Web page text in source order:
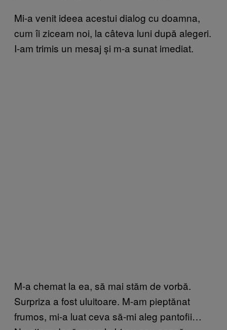
Mi-a venit ideea acestui dialog cu doamna,
cum îi ziceam noi, la câteva luni după alegeri.
I-am trimis un mesaj și m-a sunat imediat.
M-a chemat la ea, să mai stăm de vorbă.
Surpriza a fost uluitoare. M-am pieptănat
frumos, mi-a luat ceva să-mi aleg pantofii…